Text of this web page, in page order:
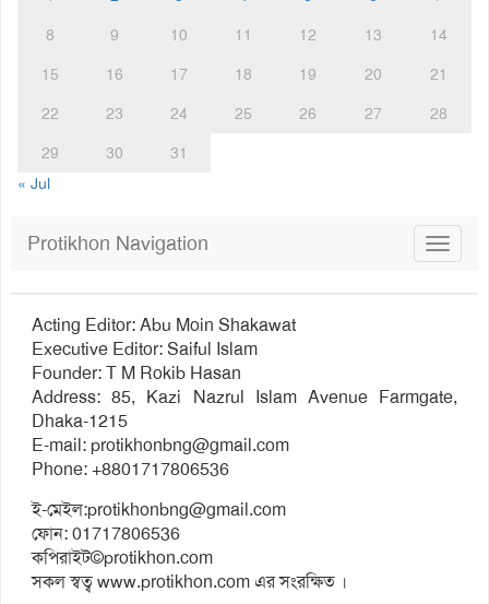
8
9 10 11 12 13
14
15
16 17 18 19 20
21
22
23 24 25 26 27
28
29
30
31
« Jul
Toggle
Protikhon Navigation
Acting Editor: Abu Moin Shakawat
Executive Editor: Saiful Islam
Founder: T M Rokib Hasan
Address: 85, Kazi Nazrul Islam Avenue Farmgate,
Dhaka-1215
E-mail:protikhonbng@gmail.com
Phone: +8801717806536
ই-মেইল:protikhonbng@gmail.com
ফোন: 01717806536
কপিরাইট©protikhon.com
সকল স্বত্ব www.protikhon.com এর সংরক্ষিত ।